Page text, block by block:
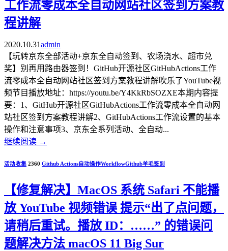
工作流零成本全自动网站社区签到方案教
程讲解
2020.10.31admin
【玩转京东全部活动+京东全自动签到、农场浇水、超市兑
奖】别再用路由器签到！GitHub开源社区GitHubActions工作
流零成本全自动网站社区签到方案教程讲解吹乐了YouTube视
频节目播放地址：https://youtu.be/Y4KkRbSOZXE本期内容提
要：1、GitHub开源社区GitHubActions工作流零成本全自动网
站社区签到方案教程讲解2、GitHubActions工作流设置的基本
操作和注意事项3、京东全系列活动、全自动...
继续阅读 →
活动收集 2360 Github Actions 自动操作WorkflowGithub羊毛签到
【修复解决】MacOS 系统 Safari 不能播
放 YouTube 视频错误 提示“出了点问题，
请稍后重试。播放 ID：……” 的错误问
题解决方法 macOS 11 Big Sur